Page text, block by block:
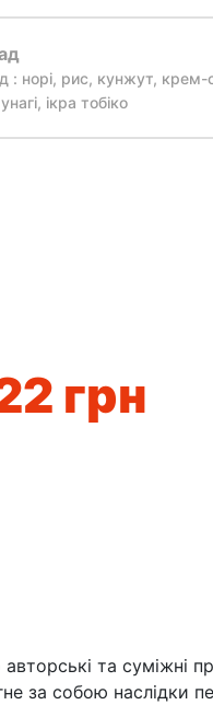
: норі, рис, кунжут, крем-
ікра тобіко
грн
та суміжні
за собою наслідки